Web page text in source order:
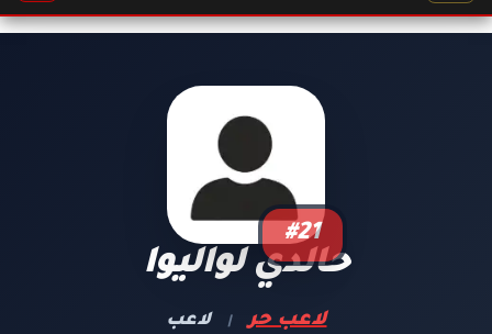
#21
حالدي لواليوا
لاعب حر | لاعب